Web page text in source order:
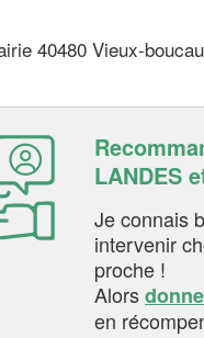
40480 Vieux-
LANDES
Je connais
intervenir
proche !
Alors
en